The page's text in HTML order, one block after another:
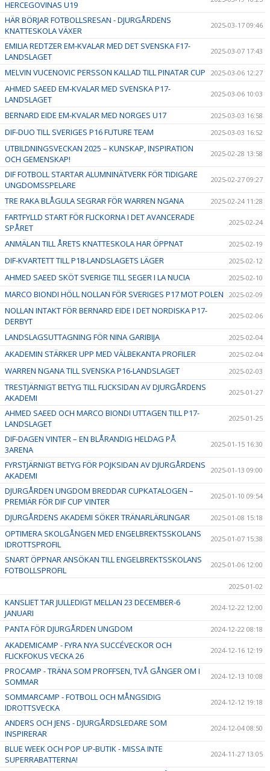
HERCEGOVINAS U19
HÄR BÖRJAR FOTBOLLSRESAN - DJURGÅRDENS
KNATTESKOLA VÄXER
2025-03-17 09:46
EMILIA REDTZER EM-KVALAR MED DET SVENSKA F17-
LANDSLAGET
2025-03-07 17:43
MELVIN VUCENOVIC PERSSON KALLAD TILL PINATAR CUP 2025-03-06 12:27
AHMED SAEED EM-KVALAR MED SVENSKA P17-
LANDSLAGET
2025-03-06 10:03
BERNARD EIDE EM-KVALAR MED NORGES U17 2025-03-03 16:58
DIF-DUO TILL SVERIGES P16 FUTURE TEAM 2025-03-03 16:52
UTBILDNINGSVECKAN 2025 – KUNSKAP, INSPIRATION
OCH GEMENSKAP!
2025-02-28 13:58
DIF FOTBOLL STARTAR ALUMNINÄTVERK FÖR TIDIGARE
UNGDOMSSPELARE
2025-02-27 09:27
TRE RAKA BLÅGULA SEGRAR FÖR WARREN NGANA 2025-02-24 11:28
FARTFYLLD START FÖR FLICKORNA I DET AVANCERADE
SPÅRET
2025-02-24
ANMÄLAN TILL ÅRETS KNATTESKOLA HAR ÖPPNAT 2025-02-19
DIF-KVARTETT TILL P18-LANDSLAGETS LÄGER 2025-02-12
AHMED SAEED SKÖT SVERIGE TILL SEGER I LA NUCIA 2025-02-10
MARCO BIONDI HÖLL NOLLAN FÖR SVERIGES P17 MOT POLEN 2025-02-09
NOLLAN INTAKT FÖR BERNARD EIDE I DET NORDISKA P17-
DERBYT
2025-02-06
LANDSLAGSUTTAGNING FÖR NINA GARIBIJA 2025-02-04
AKADEMIN STÄRKER UPP MED VÄLBEKANTA PROFILER 2025-02-04
WARREN NGANA TILL SVENSKA P16-LANDSLAGET 2025-02-03
TRESTJÄRNIGT BETYG TILL FLICKSIDAN AV DJURGÅRDENS
AKADEMI
2025-01-27
AHMED SAEED OCH MARCO BIONDI UTTAGEN TILL P17-
LANDSLAGET
2025-01-25
DIF-DAGEN VINTER – EN BLÅRANDIG HELDAG PÅ
3ARENA
2025-01-15 16:30
FYRSTJÄRNIGT BETYG FÖR POJKSIDAN AV DJURGÅRDENS
AKADEMI
2025-01-13 09:00
DJURGÅRDEN UNGDOM BREDDAR CUPKATALOGEN –
PREMIÄR FÖR DIF CUP VINTER
2025-01-10 09:54
DJURGÅRDENS AKADEMI SÖKER TRÄNARLÄRLINGAR 2025-01-08 15:18
OPTIMERA SKOLGÅNGEN MED ENGELBREKTSSKOLANS
IDROTTSPROFIL
2025-01-07 15:38
SNART ÖPPNAR ANSÖKAN TILL ENGELBREKTSSKOLANS
FOTBOLLSPROFIL
2025-01-06 12:00
2025-01-02
KANSLIET TAR JULLEDIGT MELLAN 23 DECEMBER-6
JANUARI
2024-12-22 12:00
PANTA FÖR DJURGÅRDEN UNGDOM 2024-12-22 08:18
AKADEMICAMP - FYRA NYA SUCCÉVECKOR OCH
FLICKFOKUS VECKA 26
2024-12-16 12:19
PROCAMP - TRÄNA SOM PROFFSEN, TVÅ GÅNGER OM I
SOMMAR
2024-12-13 10:08
SOMMARCAMP - FOTBOLL OCH MÅNGSIDIG
IDROTTSVECKA
2024-12-12 19:18
ANDERS OCH JENS - DJURGÅRDSLEDARE SOM
INSPIRERAR
2024-12-04 08:50
BLUE WEEK OCH POP UP-BUTIK - MISSA INTE
SUPERRABATTERNA!
2024-11-27 13:05